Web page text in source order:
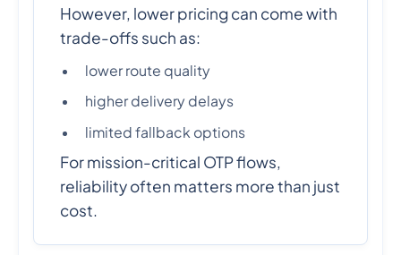
However, lower pricing can come with
trade-offs such as:
lower route quality
higher delivery delays
limited fallback options
For mission-critical OTP flows,
reliability often matters more than just
cost.